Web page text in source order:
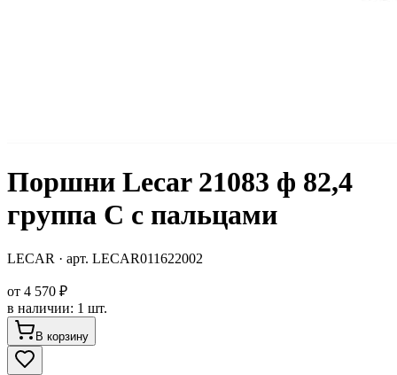
Поршни Lecar 21083 ф 82,4
группа C с пальцами
LECAR · арт. LECAR011622002
от 4 570 ₽
в наличии: 1 шт.
В корзину